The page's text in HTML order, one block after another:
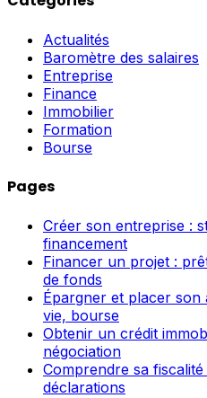
Actualités
Baromètre des salaires
Entreprise
Finance
Immobilier
Formation
Bourse
Pages
Créer son entreprise :
financement
Financer un projet :
de fonds
Épargner et placer
vie, bourse
Obtenir un crédit
négociation
Comprendre sa
déclarations